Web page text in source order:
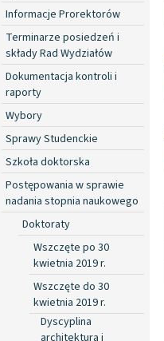
Informacje Prorektorów
Terminarze posiedzeń i
składy Rad Wydziałów
Dokumentacja kontroli i
raporty
Wybory
Sprawy Studenckie
Szkoła doktorska
Postępowania w sprawie
nadania stopnia naukowego
Doktoraty
Wszczęte po 30
kwietnia 2019 r.
Wszczęte do 30
kwietnia 2019 r.
Dyscyplina
architektura i